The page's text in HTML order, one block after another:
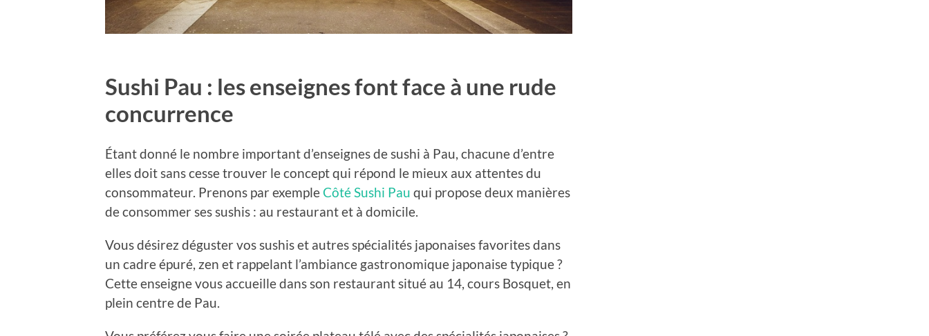
Sushi Pau : les enseignes font face à une rude
concurrence
Étant donné le nombre important d’enseignes de sushi à Pau, chacune d’entre
elles doit sans cesse trouver le concept qui répond le mieux aux attentes du
consommateur. Prenons par exempleCôté Sushi Pau qui propose deux manières
de consommer ses sushis : au restaurant et à domicile.
Vous désirez déguster vos sushis et autres spécialités japonaises favorites dans
un cadre épuré, zen et rappelant l’ambiance gastronomique japonaise typique ?
Cette enseigne vous accueille dans son restaurant situé au 14, cours Bosquet, en
plein centre de Pau.